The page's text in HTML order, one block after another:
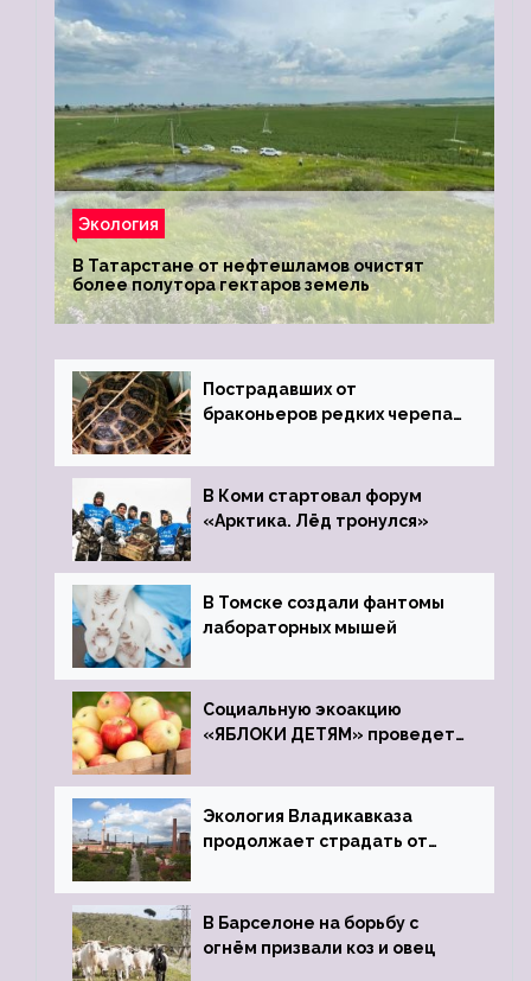
Экология
В Татарстане от нефтешламов очистят
более полутора гектаров земель
Пострадавших от
браконьеров редких черепах
зоопарк
В Коми стартовал форум
«Арктика. Лёд тронулся»
В Томске создали фантомы
лабораторных мышей
Социальную экоакцию
«ЯБЛОКИ ДЕТЯМ» проведет
Экология Владикавказа
продолжает страдать от
В Барселоне на борьбу с
огнём призвали коз и овец